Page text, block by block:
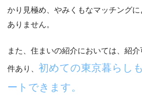
かり見極め、やみくもなマッチング
ありません。
また、住まいの紹介においては、紹
件あり、 初めての東京暮らし
ートできます。